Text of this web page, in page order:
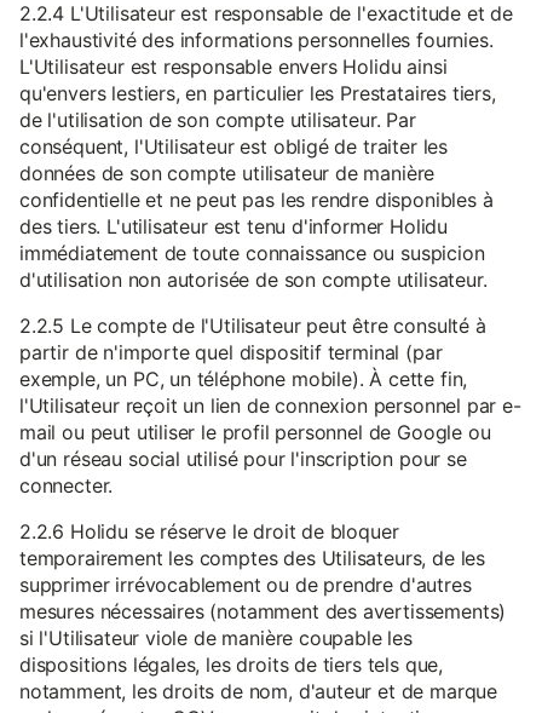
2.2.4 L'Utilisateur est responsable de l'exactitude et de
l'exhaustivité des informations personnelles fournies.
L'Utilisateur est responsable envers Holidu ainsi
qu'envers lestiers, en particulier les Prestataires tiers,
de l'utilisation de son compte utilisateur. Par
conséquent, l'Utilisateur est obligé de traiter les
données de son compte utilisateur de manière
confidentielle et ne peut pas les rendre disponibles à
des tiers. L'utilisateur est tenu d'informer Holidu
immédiatement de toute connaissance ou suspicion
d'utilisation non autorisée de son compte utilisateur.
2.2.5 Le compte de l'Utilisateur peut être consulté à
partir de n'importe quel dispositif terminal (par
exemple, un PC, un téléphone mobile). À cette fin,
l'Utilisateur reçoit un lien de connexion personnel par e-
mail ou peut utiliser le profil personnel de Google ou
d'un réseau social utilisé pour l'inscription pour se
connecter.
2.2.6 Holidu se réserve le droit de bloquer
temporairement les comptes des Utilisateurs, de les
supprimer irrévocablement ou de prendre d'autres
mesures nécessaires (notamment des avertissements)
si l'Utilisateur viole de manière coupable les
dispositions légales, les droits de tiers tels que,
notamment, les droits de nom, d'auteur et de marque